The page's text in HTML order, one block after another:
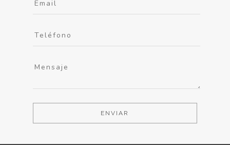
ENVIAR